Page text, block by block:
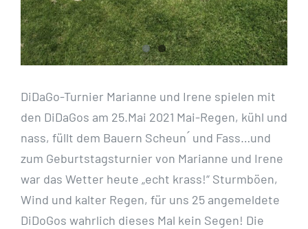
DiDaGo-Turnier Marianne und Irene spielen mit
den DiDaGos am 25.Mai 2021 Mai-Regen, kühl und
nass, füllt dem Bauern Scheun ́ und Fass…und
zum Geburtstagsturnier von Marianne und Irene
war das Wetter heute „echt krass!“ Sturmböen,
Wind und kalter Regen, für uns 25 angemeldete
DiDoGos wahrlich dieses Mal kein Segen! Die